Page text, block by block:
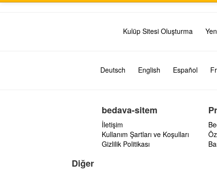
Kulüp Sitesi Oluşturma
Deutsch English Español
bedava-sitem
İletişim
Kullanım Şartları ve Koşulları
Gizlilik Politikası
Diğer